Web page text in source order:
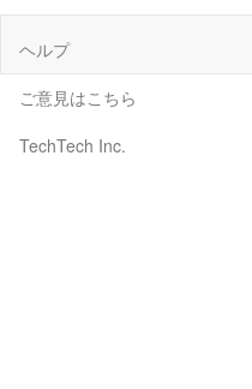
ヘルプ
ご意見はこちら
TechTech Inc.